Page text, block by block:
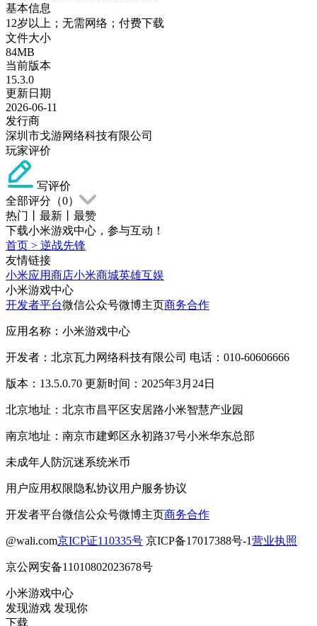
基本信息
12岁以上；无需网络；付费下载
文件大小
84MB
当前版本
15.3.0
更新日期
2026-06-11
发行商
深圳市戈游网络科技有限公司
玩家评价
写评价
全部评分（0）
热门
最新
最赞
下载小米游戏中心，参与互动！
首页 > 逆战先锋
友情链接
小米应用商店小米商城英雄互娱
小米游戏中心
开发者平台微信公众号微博主页商务合作
应用名称：小米游戏中心
开发者：北京瓦力网络科技有限公司 电话：010-60606666
版本：13.5.0.70 更新时间：2025年3月24日
北京地址：北京市昌平区安居路小米智慧产业园
南京地址：南京市建邺区永初路37号小米华东总部
未成年人防沉迷系统米币
用户应用权限隐私协议用户服务协议
开发者平台微信公众号微博主页商务合作
@wali.com京ICP证110335号 京ICP备17017388号-1营业执照
京公网安备11010802023678号
小米游戏中心
发现游戏 发现你
下载